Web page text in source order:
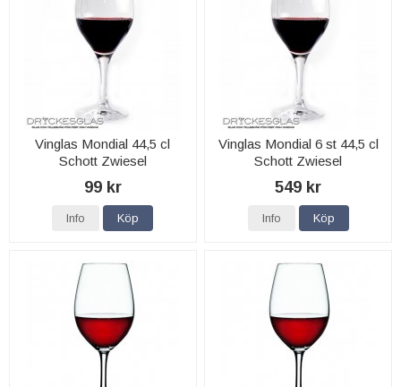
Vinglas Mondial 44,5 cl
Schott Zwiesel
99 kr
Info Köp
Vinglas Mondial 6 st 44,5 cl
Schott Zwiesel
549 kr
Info Köp